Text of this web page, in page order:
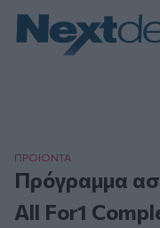
ΠΡΟΙΟΝΤΑ
Πρόγραμμα
All For1